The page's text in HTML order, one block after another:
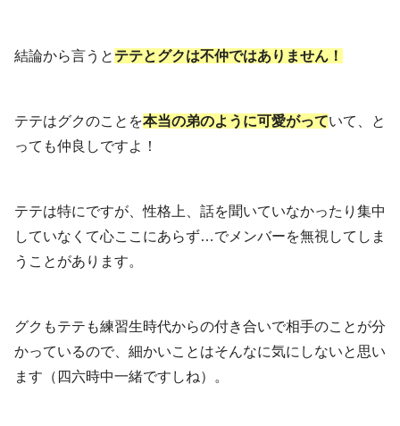
結論から言うと テテとグクは不仲ではありません！
テテはグクのことを本当の弟のように可愛がっていて、と
っても仲良しですよ！
テテは特にですが、性格上、話を聞いていなかったり集中
していなくて心ここにあらず…でメンバーを無視してしま
うことがあります。
グクもテテも練習生時代からの付き合いで相手のことが分
かっているので、細かいことはそんなに気にしないと思い
ます（四六時中一緒ですしね）。